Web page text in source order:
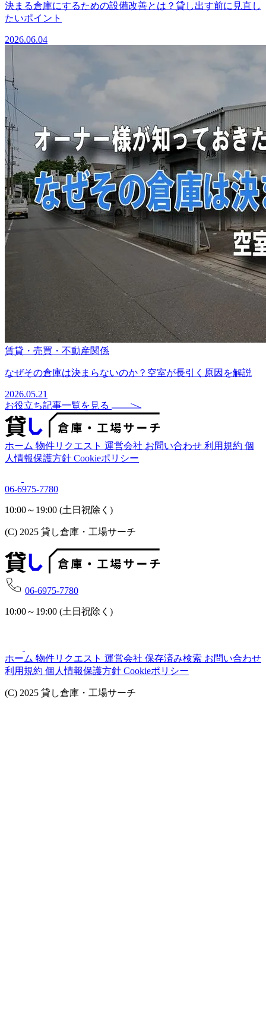
決まる倉庫にするための設備改善とは？貸し出す前に見直し
たいポイント
2026.06.04
賃貸・売買・不動産関係
なぜその倉庫は決まらないのか？空室が長引く原因を解説
2026.05.21
お役立ち記事一覧を見る
ホーム 物件リクエスト 運営会社 お問い合わせ 利用規約 個
人情報保護方針 Cookieポリシー
06-6975-7780
10:00～19:00 (土日祝除く)
(C) 2025 貸し倉庫・工場サーチ
06-6975-7780
10:00～19:00 (土日祝除く)
ホーム 物件リクエスト 運営会社 保存済み検索 お問い合わせ
利用規約 個人情報保護方針 Cookieポリシー
(C) 2025 貸し倉庫・工場サーチ